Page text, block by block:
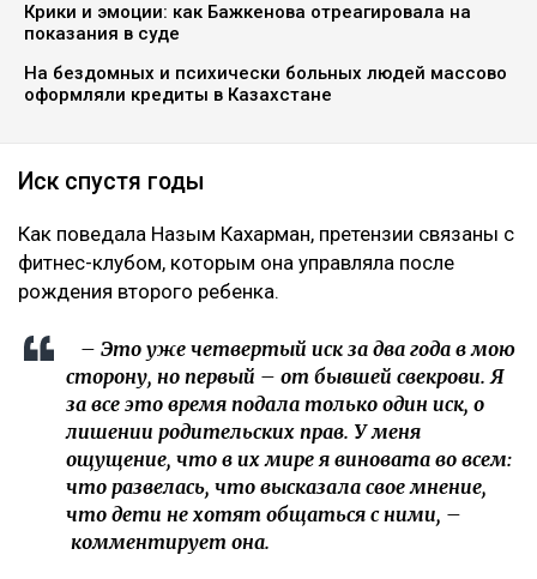
Крики и эмоции: как Бажкенова отреагировала на
показания в суде
На бездомных и психически больных людей массово
оформляли кредиты в Казахстане
Иск спустя годы
Как поведала Назым Кахарман, претензии связаны с
фитнес-клубом, которым она управляла после
рождения второго ребенка.
– Это уже четвертый иск за два года в мою
сторону, но первый – от бывшей свекрови. Я
за все это время подала только один иск, о
лишении родительских прав. У меня
ощущение, что в их мире я виновата во всем:
что развелась, что высказала свое мнение,
что дети не хотят общаться с ними, –
комментирует она.